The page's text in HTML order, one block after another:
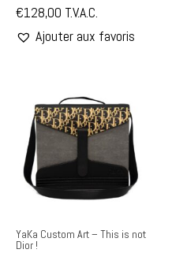
€128,00 T.V.A.C.
Ajouter aux favoris
YaKa Custom Art – This is not
Dior !